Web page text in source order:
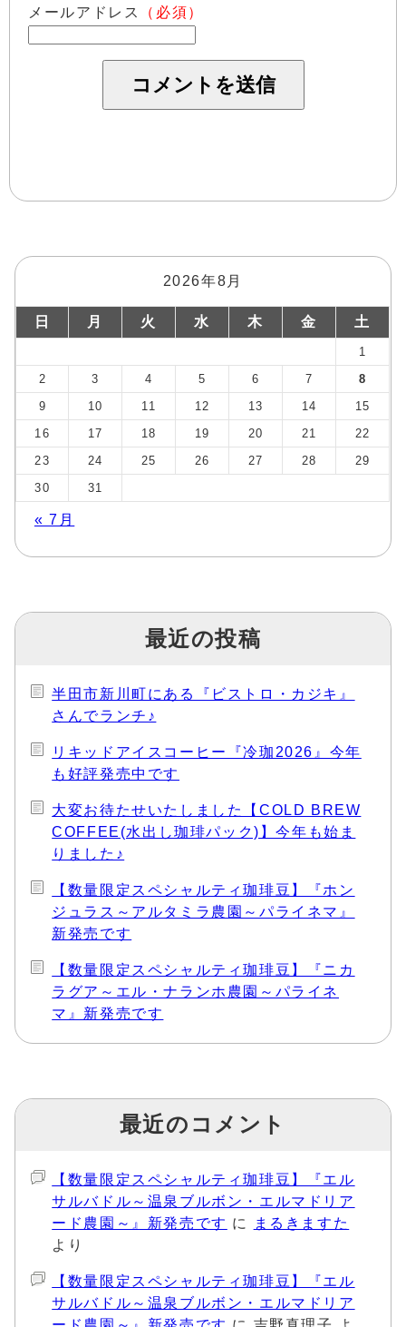
メールアドレス （必須）
2026年8月
日 月 火 水 木 金 土
1
2
3 4 5 6 7
8
9
10 11 12 13 14
15
16
17 18 19 20 21
22
23
24 25 26 27 28
29
30
31
« 7月
最近の投稿
半田市新川町にある『ビストロ・カジキ』
さんでランチ♪
リキッドアイスコーヒー『冷珈2026』今年
も好評発売中です
大変お待たせいたしました【COLD BREW
COFFEE(水出し珈琲パック)】今年も始ま
りました♪
【数量限定スペシャルティ珈琲豆】『ホン
ジュラス～アルタミラ農園～パライネマ』
新発売です
【数量限定スペシャルティ珈琲豆】『ニカ
ラグア～エル・ナランホ農園～パライネ
マ』新発売です
最近のコメント
【数量限定スペシャルティ珈琲豆】『エル
サルバドル～温泉ブルボン・エルマドリア
ード農園～』新発売です に
まるきますた
より
【数量限定スペシャルティ珈琲豆】『エル
サルバドル～温泉ブルボン・エルマドリア